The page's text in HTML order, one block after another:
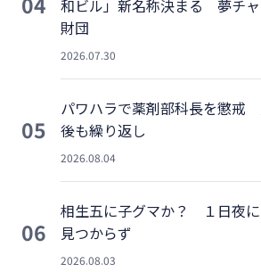
和ビル」新名称決まる 夢チ
財団
2026.07.30
05
パワハラで薬剤部科長を懲戒
後も繰り返し
2026.08.04
06
相生五に子グマか？ １日夜
見つからず
2026.08.03